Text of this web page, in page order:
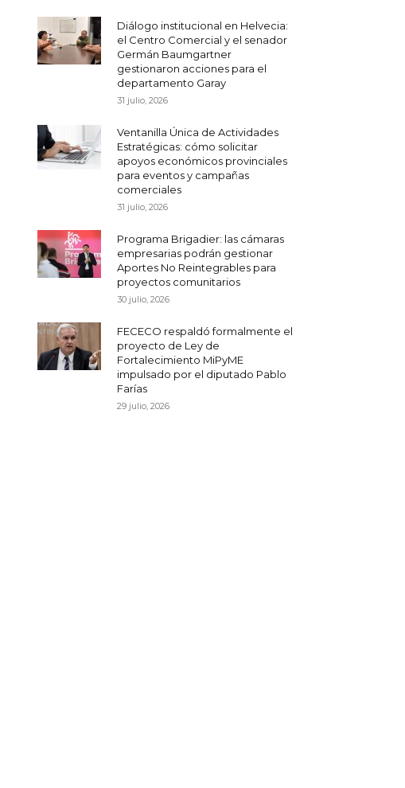
Diálogo institucional en Helvecia:
el Centro Comercial y el senador
Germán Baumgartner
gestionaron acciones para el
departamento Garay
31 julio, 2026
Ventanilla Única de Actividades
Estratégicas: cómo solicitar
apoyos económicos provinciales
para eventos y campañas
comerciales
31 julio, 2026
Programa Brigadier: las cámaras
empresarias podrán gestionar
Aportes No Reintegrables para
proyectos comunitarios
30 julio, 2026
FECECO respaldó formalmente el
proyecto de Ley de
Fortalecimiento MiPyME
impulsado por el diputado Pablo
Farías
29 julio, 2026